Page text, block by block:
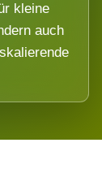
kleine
auch